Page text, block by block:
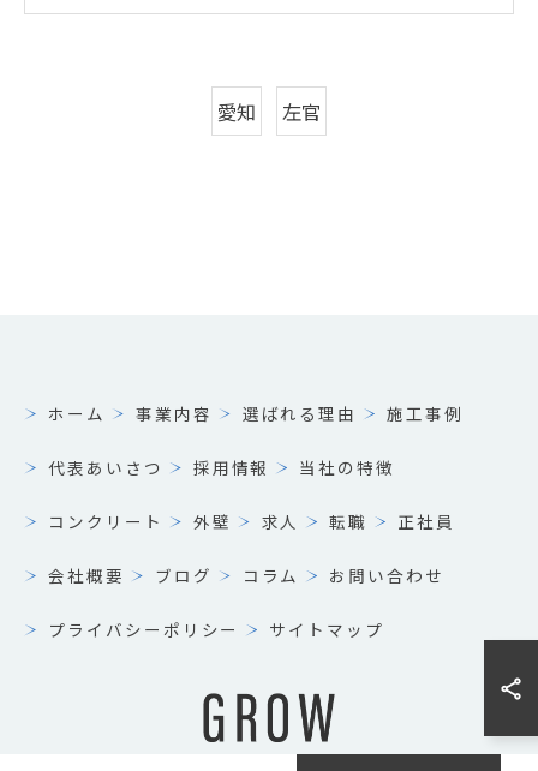
愛知 左官
ホーム 事業内容 選ばれる理由 施工事例
代表あいさつ 採用情報 当社の特徴
コンクリート 外壁 求人 転職 正社員
会社概要 ブログ コラム お問い合わせ
プライバシーポリシー サイトマップ